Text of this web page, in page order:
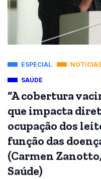
ESPECIAL
SAÚDE
“A cobertura
que impacta
ocupação dos
função das
(Carmen
Saúde)